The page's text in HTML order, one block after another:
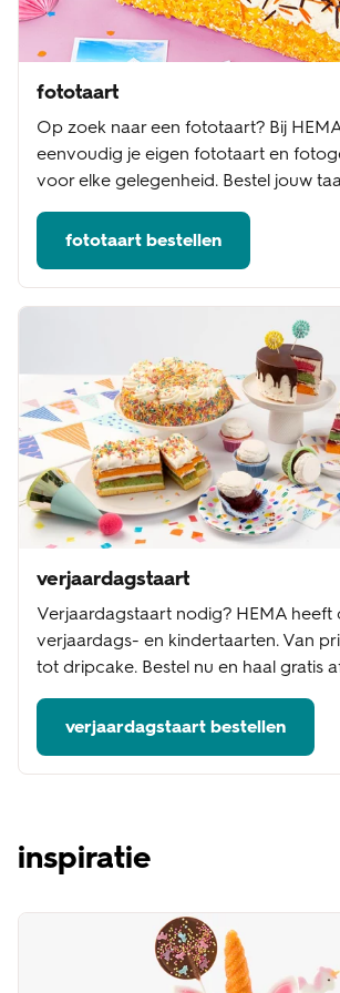
fototaart
Op zoek naar een fototaart? Bij
eenvoudig je eigen fototaart en
voor elke gelegenheid. Bestel jouw
fototaart bestellen
verjaardagstaart
Verjaardagstaart nodig? HEMA heeft
verjaardags- en kindertaarten. Van
tot dripcake. Bestel nu en haal gratis
verjaardagstaart bestellen
inspiratie